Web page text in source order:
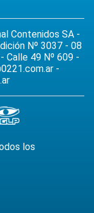
Contenidos SA -
Nº 3037 - 08
Calle 49 Nº 609 -
-
los